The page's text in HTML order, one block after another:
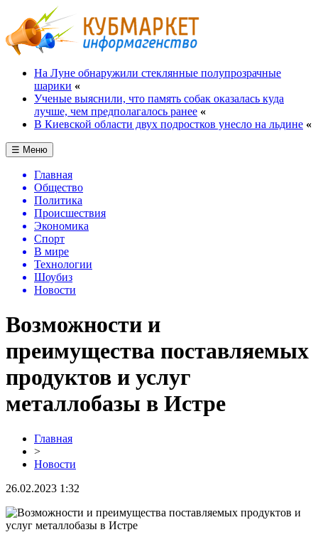
На Луне обнаружили стеклянные полупрозрачные
шарики «
Ученые выяснили, что память собак оказалась куда
лучше, чем предполагалось ранее «
В Киевской области двух подростков унесло на льдине «
☰ Меню
Главная
Общество
Политика
Происшествия
Экономика
Спорт
В мире
Технологии
Шоубиз
Новости
Возможности и
преимущества поставляемых
продуктов и услуг
металлобазы в Истре
Главная
>
Новости
26.02.2023 1:32